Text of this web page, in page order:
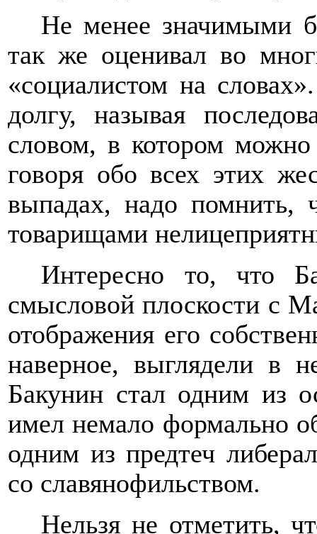
Не менее значимыми
так же оценивал во
«социалистом на
долгу, называя
словом, в котором
говоря обо всех этих
выпадах, надо помнить,
товарищами
Интересно то, что
смысловой плоскости с
отображения его
наверное, выглядели в
Бакунин стал одним из
имел немало формально
одним из предтеч
со славянофильством.
Нельзя не отметить,